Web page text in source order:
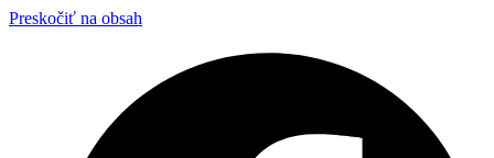
Preskočiť na obsah